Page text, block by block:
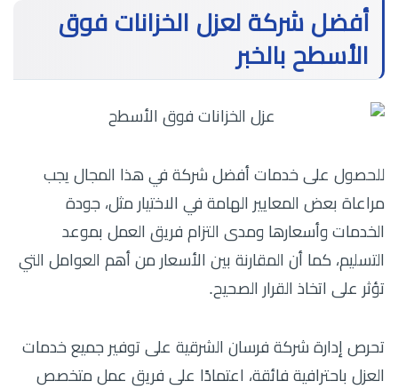
أفضل شركة لعزل الخزانات فوق
الأسطح بالخبر
للحصول على خدمات أفضل شركة في هذا المجال يجب
مراعاة بعض المعايير الهامة في الاختيار مثل، جودة
الخدمات وأسعارها ومدى التزام فريق العمل بموعد
التسليم، كما أن المقارنة بين الأسعار من أهم العوامل التي
تؤثر على اتخاذ القرار الصحيح.
تحرص إدارة شركة فرسان الشرقية على توفير جميع خدمات
العزل باحترافية فائقة، اعتمادًا على فريق عمل متخصص